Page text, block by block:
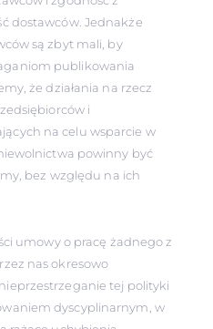
dostawców. Jednakże
są zbyt mali, by
publikowania
że działania na rzecz
i
na celu wsparcie w
powinny być
bez względu na ich
umowy o pracę żadnego z
nas okresowo
tej polityki
dyscyplinarnym, w